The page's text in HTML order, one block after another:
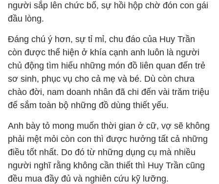
người sắp lên chức bố, sự hồi hộp chờ đón con gái
đầu lòng.
Đáng chú ý hơn, sự tỉ mỉ, chu đáo của Huy Trần
còn được thể hiện ở khía cạnh anh luôn là người
chủ động tìm hiểu những món đồ liên quan đến trẻ
sơ sinh, phục vụ cho cả mẹ và bé. Dù còn chưa
chào đời, nam doanh nhân đã chi đến vài trăm triệu
để sắm toàn bộ những đồ dùng thiết yếu.
Anh bày tỏ mong muốn thời gian ở cữ, vợ sẽ không
phải mệt mỏi còn con thì được hưởng tất cả những
điều tốt nhất. Do đó từ những dụng cụ mà nhiều
người nghĩ rằng không cần thiết thì Huy Trần cũng
đều mua đầy đủ và nghiên cứu kỹ lưỡng.